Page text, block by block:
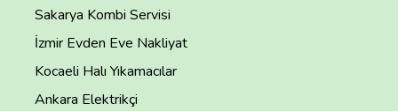
Sakarya Kombi Servisi
İzmir Evden Eve Nakliyat
Kocaeli Halı Yıkamacılar
Ankara Elektrikçi